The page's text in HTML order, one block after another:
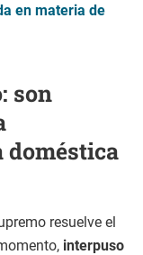
en materia de
son
resuelve el
interpuso